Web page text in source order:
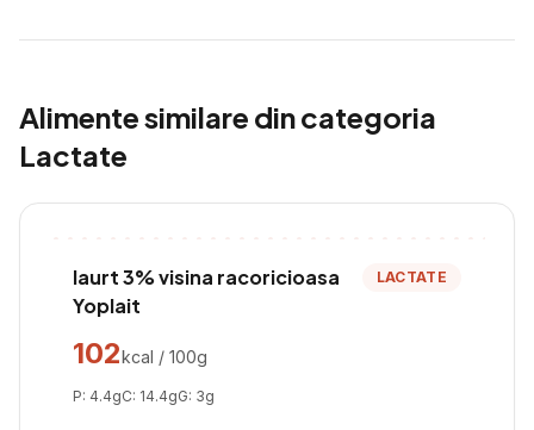
Alimente similare din categoria
Lactate
Iaurt 3% visina racoricioasa
Yoplait
LACTATE
102kcal / 100g
P: 4.4gC: 14.4gG: 3g